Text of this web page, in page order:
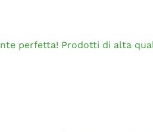
perfetta! Prodotti di alta